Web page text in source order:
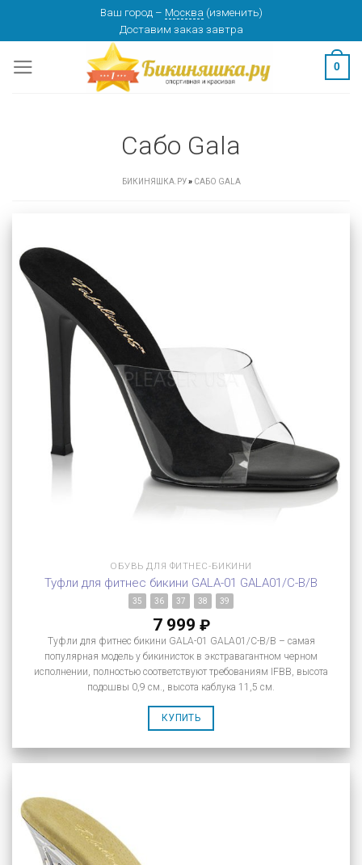
content
Ваш город – Москва (изменить)
Доставим заказ завтра
0
Сабо Gala
БИКИНЯШКА.РУ» САБО GALA
ОБУВЬ ДЛЯ ФИТНЕС-БИКИНИ
Туфли для фитнес бикини GALA-01 GALA01/C-B/B
35 36 37 38 39
7 999 ₽
Туфли для фитнес бикини GALA-01 GALA01/C-B/B – самая
популярная модель у бикинисток в экстравагантном черном
исполнении, полностью соответствуют требованиям IFBB, высота
подошвы 0,9 см., высота каблука 11,5 см.
КУПИТЬ